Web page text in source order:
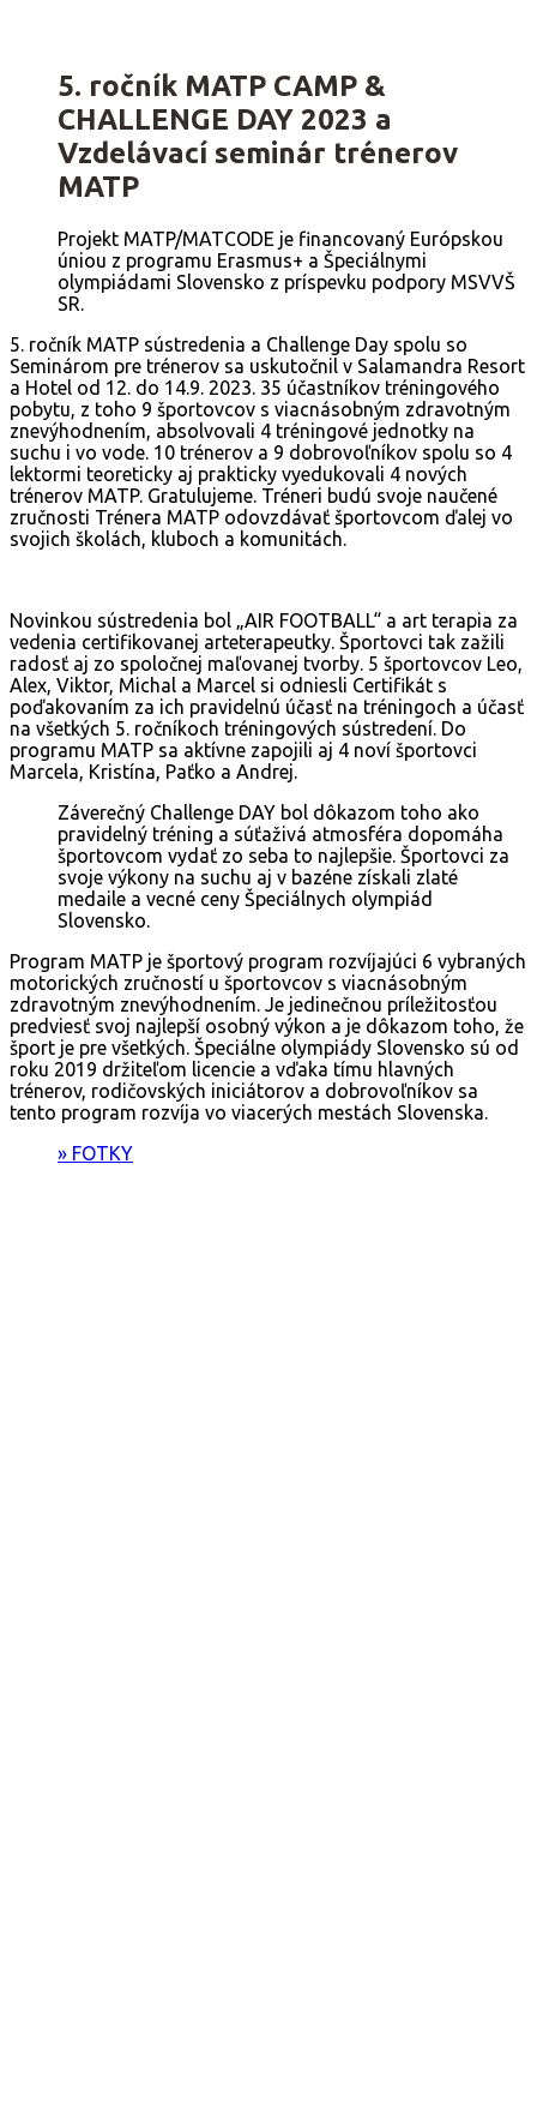
5. ročník MATP CAMP &
CHALLENGE DAY 2023 a
Vzdelávací seminár trénerov
MATP
Projekt MATP/MATCODE je financovaný Európskou
úniou z programu Erasmus+ a Špeciálnymi
olympiádami Slovensko z príspevku podpory MSVVŠ
SR.
5. ročník MATP sústredenia a Challenge Day spolu so
Seminárom pre trénerov sa uskutočnil v Salamandra Resort
a Hotel od 12. do 14.9. 2023. 35 účastníkov tréningového
pobytu, z toho 9 športovcov s viacnásobným zdravotným
znevýhodnením, absolvovali 4 tréningové jednotky na
suchu i vo vode. 10 trénerov a 9 dobrovoľníkov spolu so 4
lektormi teoreticky aj prakticky vyedukovali 4 nových
trénerov MATP. Gratulujeme. Tréneri budú svoje naučené
zručnosti Trénera MATP odovzdávať športovcom ďalej vo
svojich školách, kluboch a komunitách.
Novinkou sústredenia bol „AIR FOOTBALL“ a art terapia za
vedenia certifikovanej arteterapeutky. Športovci tak zažili
radosť aj zo spoločnej maľovanej tvorby. 5 športovcov Leo,
Alex, Viktor, Michal a Marcel si odniesli Certifikát s
poďakovaním za ich pravidelnú účasť na tréningoch a účasť
na všetkých 5. ročníkoch tréningových sústredení. Do
programu MATP sa aktívne zapojili aj 4 noví športovci
Marcela, Kristína, Paťko a Andrej.
Záverečný Challenge DAY bol dôkazom toho ako
pravidelný tréning a súťaživá atmosféra dopomáha
športovcom vydať zo seba to najlepšie. Športovci za
svoje výkony na suchu aj v bazéne získali zlaté
medaile a vecné ceny Špeciálnych olympiád
Slovensko.
Program MATP je športový program rozvíjajúci 6 vybraných
motorických zručností u športovcov s viacnásobným
zdravotným znevýhodnením. Je jedinečnou príležitosťou
predviesť svoj najlepší osobný výkon a je dôkazom toho, že
šport je pre všetkých. Špeciálne olympiády Slovensko sú od
roku 2019 držiteľom licencie a vďaka tímu hlavných
trénerov, rodičovských iniciátorov a dobrovoľníkov sa
tento program rozvíja vo viacerých mestách Slovenska.
» FOTKY